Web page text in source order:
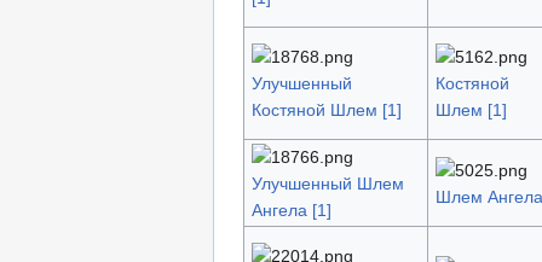
Улучшенный
Костяной Шлем [1]
Костяной
Шлем [1]
Улучшенный Шлем
Ангела [1]
Шлем Ангела